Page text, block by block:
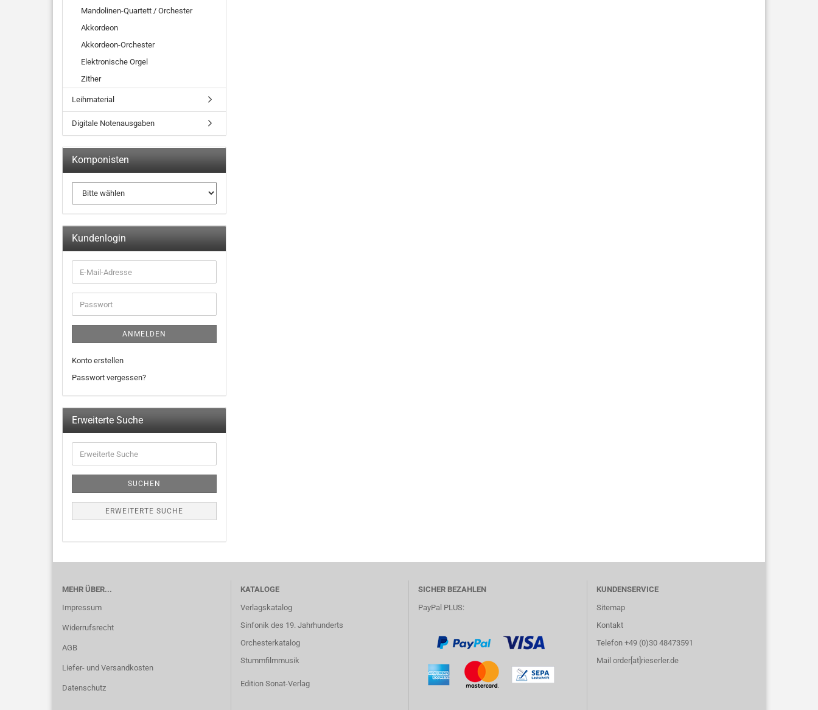
Mandolinen-Quartett / Orchester
Akkordeon
Akkordeon-Orchester
Elektronische Orgel
Zither
Leihmaterial
Digitale Notenausgaben
Komponisten
Kundenlogin
ANMELDEN
Konto erstellen
Passwort vergessen?
Erweiterte Suche
SUCHEN
ERWEITERTE SUCHE
MEHR ÜBER...
Impressum
Widerrufsrecht
AGB
Liefer- und Versandkosten
Datenschutz
KATALOGE
Verlagskatalog
Sinfonik des 19. Jahrhunderts
Orchesterkatalog
Stummfilmmusik
Edition Sonat-Verlag
SICHER BEZAHLEN
PayPal PLUS:
KUNDENSERVICE
Sitemap
Kontakt
Telefon +49 (0)30 48473591
Mail order[at]rieserler.de